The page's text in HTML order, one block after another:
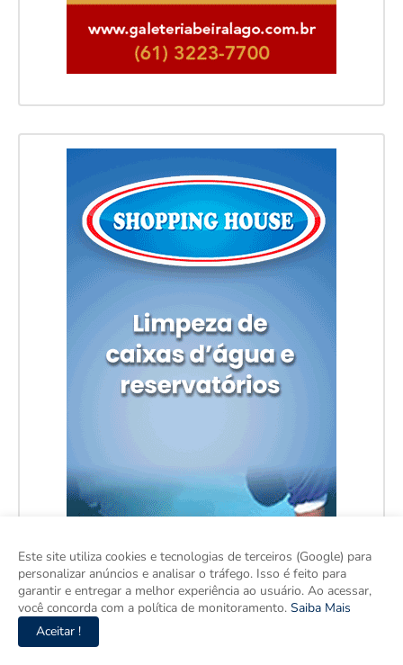
Este site utiliza cookies e tecnologias de terceiros (Google) para
personalizar anúncios e analisar o tráfego. Isso é feito para
garantir e entregar a melhor experiência ao usuário. Ao acessar,
você concorda com a política de monitoramento. Saiba Mais
Aceitar !